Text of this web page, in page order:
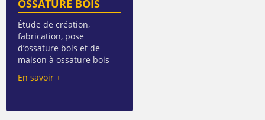
OSSATURE BOIS
Étude de création,
fabrication, pose
d’ossature bois et de
maison à ossature bois
En savoir +